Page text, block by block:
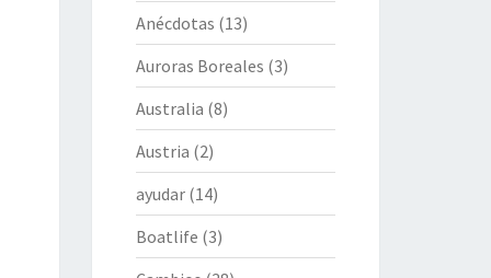
Anécdotas (13)
Auroras Boreales (3)
Australia (8)
Austria (2)
ayudar(14)
Boatlife (3)